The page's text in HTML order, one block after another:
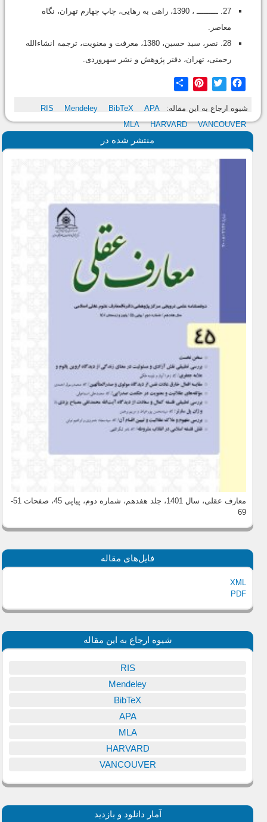
27. ـــــــــ ، 1390، راهی به رهایی، چاپ چهارم تهران، نگاه
معاصر.
28. نصر، سید حسین، 1380، معرفت و معنویت، ترجمه انشاءالله
رحمتی، تهران، دفتر پژوهش و نشر سهروردی.
Facebook
Twitter
Pinterest
شیوه ارجاع به این مقاله: RIS Mendeley BibTeX
APA
MLA
HARVARD VANCOUVER
منتشر شده در
معارف عقلی، سال 1401، جلد هفدهم، شماره دوم، پیاپی 45
، صفحات 51-
69
فایل‌های مقاله
XML
PDF
شیوه ارجاع به این مقاله
RIS
Mendeley
BibTeX
APA
MLA
HARVARD
VANCOUVER
آمار دانلود و بازدید